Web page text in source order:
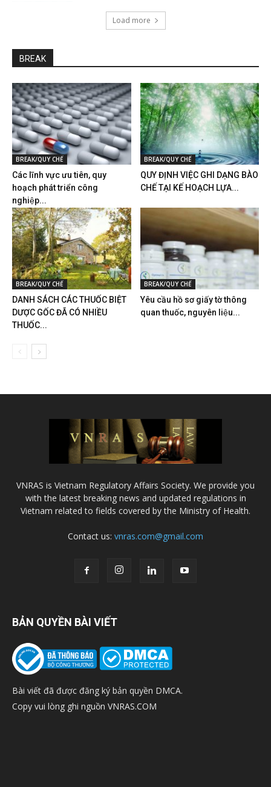
Load more
BREAK
BREAK/QUY CHẾ
Các lĩnh vực ưu tiên, quy
hoạch phát triển công
nghiệp...
BREAK/QUY CHẾ
QUY ĐỊNH VIỆC GHI DẠNG BÀO
CHẾ TẠI KẾ HOẠCH LỰA...
BREAK/QUY CHẾ
DANH SÁCH CÁC THUỐC BIỆT
DƯỢC GỐC ĐÃ CÓ NHIỀU
THUỐC...
BREAK/QUY CHẾ
Yêu cầu hồ sơ giấy tờ thông
quan thuốc, nguyên liệu...
VNRAS is Vietnam Regulatory Affairs Society. We provide you
with the latest breaking news and updated regulations in
Vietnam related to fields covered by the Ministry of Health.
Contact us: vnras.com@gmail.com
BẢN QUYỀN BÀI VIẾT
Bài viết đã được đăng ký bản quyền DMCA.
Copy vui lòng ghi nguồn VNRAS.COM